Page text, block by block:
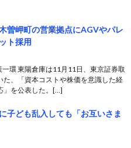
曽岬町の営業拠点にAGVやパレ
ト採用
一環 東陽倉庫は11月11日、東京証券取
た、「資本コストや株価を意識した経
」を公表した。[…]
子ども乱入しても「お互いさま